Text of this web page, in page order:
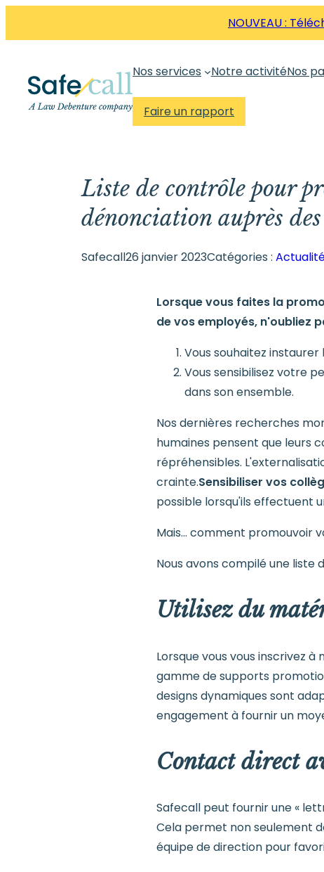
contenu
NOUVEAU :
Nos services Notre activitéNos
Faire un rapport
Liste de contrôle pour
dénonciation auprès des
Safecall26 janvier 2023Catégories :
Lorsque vous faites la
de vos employés, n'oubliez
Vous souhaitez
Vous sensibilisez votre
dans son ensemble.
Nos dernières recherches
humaines pensent que leurs
répréhensibles.
crainte.Sensibiliser vos
possible lorsqu'ils effectuent
Mais… comment promouvoir
Nous avons compilé une liste
Utilisez du
Lorsque vous vous inscrivez
gamme de supports
designs dynamiques sont
engagement à fournir un
Contact direct
Safecall peut fournir une «
Cela permet non seulement
équipe de direction pour